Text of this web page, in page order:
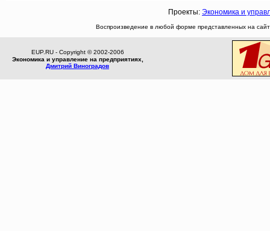
Проекты: Экономика и
Воспроизведение в любой форме представленных на
EUP.RU - Copyright © 2002-2006
Экономика и управление на предприятиях,
Дмитрий Виноградов